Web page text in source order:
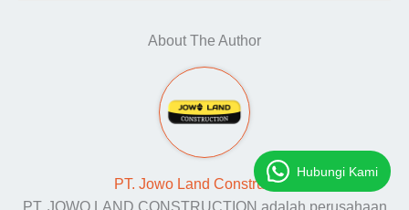
About The Author
PT. Jowo Land Construction
Hubungi Kami